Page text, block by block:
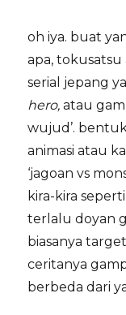
oh iya. buat
apa,
serial jepang
hero,atau
wujud’.
animasi atau
‘jagoan vs
kira-kira
terlalu doyan
biasanya
ceritanya
berbeda dari